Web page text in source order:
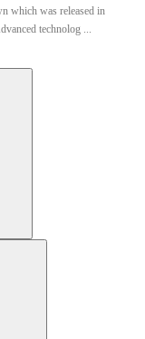
which was released in
technolog ...